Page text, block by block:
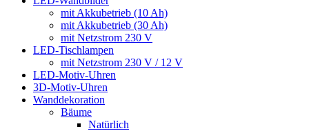
mit Akkubetrieb (10 Ah)
mit Akkubetrieb (30 Ah)
mit Netzstrom 230 V
LED-Tischlampen
mit Netzstrom 230 V / 12 V
LED-Motiv-Uhren
3D-Motiv-Uhren
Wanddekoration
Bäume
Natürlich